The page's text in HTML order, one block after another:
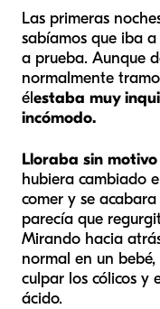
Las primeras
sabíamos que iba
a prueba. Aunque
normalmente
élestaba muy
incómodo.
Lloraba sin
hubiera cambiado
comer y se
parecía que
Mirando hacia
normal en un
culpar los cólicos y
ácido.